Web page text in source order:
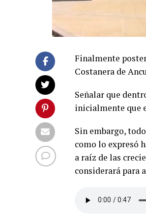
Finalmente
Costanera de
Señalar que
inicialmente que
Sin embargo,
como lo expresó
a raíz de las
considerará para